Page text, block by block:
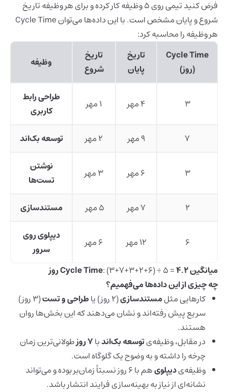
فرض کنید تیمی روی ۵ وظیفه کار کرده و برای هر وظیفه تاریخ
شروع و پایان مشخص است. با این داده‌ها می‌توان Cycle Time
هر وظیفه را محاسبه کرد:
Cycle Time
(روز)
تاریخ
پایان
تاریخ
شروع
وظیفه
3 4 مهر 1 مهر
طراحی رابط
کاربری
7
9 مهر 2 مهر توسعه بک‌اند
3 6 مهر 3 مهر
نوشتن
تست‌ها
2
7 مهر 5 مهر مستندسازی
6 12 مهر 6 مهر
دیپلوی روی
سرور
میانگین Cycle Time
: (۳+۷+۳+۲+۶) ÷ ۵ =۴.۲ روز
چه چیزی از این داده‌ها می‌فهمیم؟
کارهایی مثلمستندسازی(۲ روز) یا طراحی و تست
(۳ روز)
سریع پیش رفته‌اند و نشان می‌دهند که این بخش‌ها روان
هستند.
در مقابل، وظیفه‌یتوسعه بک‌اندبا۷ روز
طولانی‌ترین زمان
چرخه را داشته و به وضوح یک گلوگاه است.
وظیفه‌یدیپلوی
هم با ۶ روز نسبتاً زمان‌بر بوده و می‌تواند
نشانه‌ای از نیاز به بهینه‌سازی فرایند انتشار باشد.